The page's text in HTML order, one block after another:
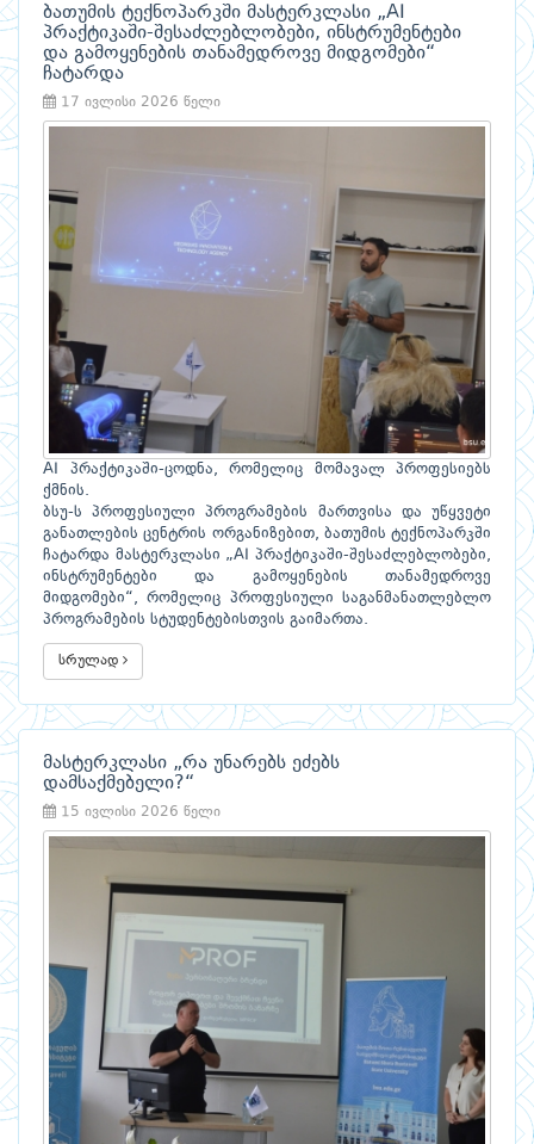
ბათუმის ტექნოპარკში მასტერკლასი „AI
პრაქტიკაში-შესაძლებლობები, ინსტრუმენტები
და გამოყენების თანამედროვე მიდგომები“
ჩატარდა
17 ივლისი 2026 წელი
AI პრაქტიკაში-ცოდნა, რომელიც მომავალ პროფესიებს
ქმნის.
ბსუ-ს პროფესიული პროგრამების მართვისა და უწყვეტი
განათლების ცენტრის ორგანიზებით, ბათუმის ტექნოპარკში
ჩატარდა მასტერკლასი „AI პრაქტიკაში-შესაძლებლობები,
ინსტრუმენტები და გამოყენების თანამედროვე
მიდგომები“, რომელიც პროფესიული საგანმანათლებლო
პროგრამების სტუდენტებისთვის გაიმართა.
სრულად
მასტერკლასი „რა უნარებს ეძებს
დამსაქმებელი?“
15 ივლისი 2026 წელი